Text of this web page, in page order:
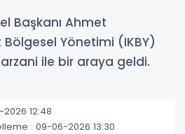
Başkanı Ahmet
Yönetimi (IKBY)
ile bir araya geldi.
12:48
: 09-06-2026 13:30